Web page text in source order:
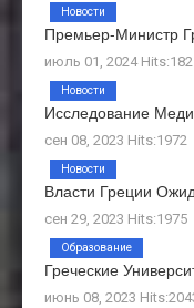
Премьер-Министр
июль 01, 2024
Новости
Исследование
сен 08, 2023 Hits:1972
Новости
Власти Греции
сен 29, 2023 Hits:1975
Новости
Греческие
июнь 08, 2023
Образование